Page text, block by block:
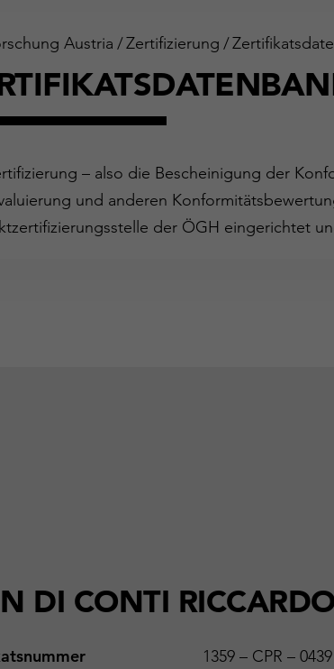
Austria /Zertifizierung /
– also die Bescheinigung der
und anderen
der ÖGH eingerichtet
DI CONTI
1359 – CPR –